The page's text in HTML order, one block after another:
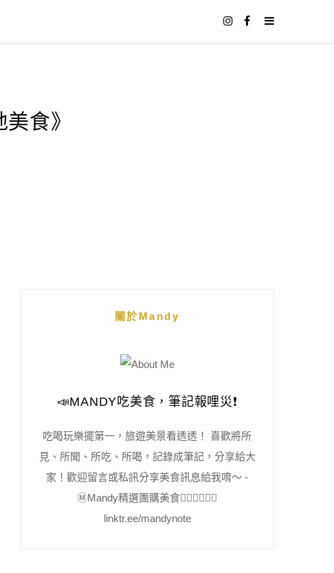
關於Mandy
📣MANDY吃美食，筆記報哩災❗️
吃喝玩樂擺第一，旅遊美景看透透！ 喜歡將所
見、所聞、所吃、所喝，記錄成筆記，分享給大
家！歡迎留言或私訊分享美食訊息給我唷～ -
Ⓜ️Mandy精選團購美食👇🏻👇🏻👇🏻
linktr.ee/mandynote